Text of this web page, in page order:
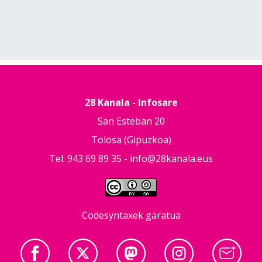
28 Kanala - Infosare
San Esteban 20
Tolosa (Gipuzkoa)
Tel: 943 69 89 35 - info@28kanala.eus
Codesyntaxek garatua